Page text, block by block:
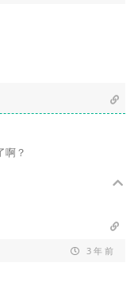
啊？
3 年 前